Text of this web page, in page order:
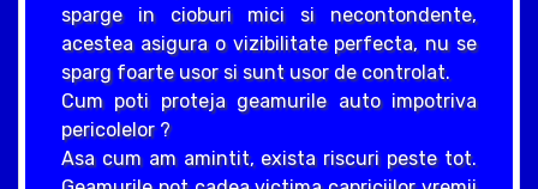
sparge in cioburi mici si necontondente,
acestea asigura o vizibilitate perfecta, nu se
sparg foarte usor si sunt usor de controlat.
Cum poti proteja geamurile auto impotriva
pericolelor ?
Asa cum am amintit, exista riscuri peste tot.